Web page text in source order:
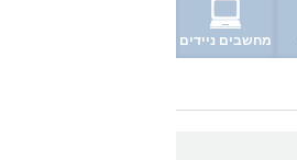
מחשבים ניידים